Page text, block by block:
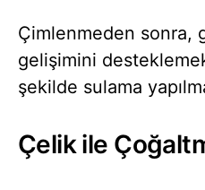
Çimlenmeden sonra,
gelişimini
şekilde sulama
Çelik ile